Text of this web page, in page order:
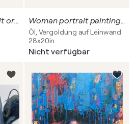
Tom Hardy oil portrait original painting hand drawn canvas wall art by Evgeny JackPot Woman portrait painting oil portrait Original wall art by Evgeny JackPot
Öl, Vergoldung auf Leinwand
28x20in
Nicht verfügbar